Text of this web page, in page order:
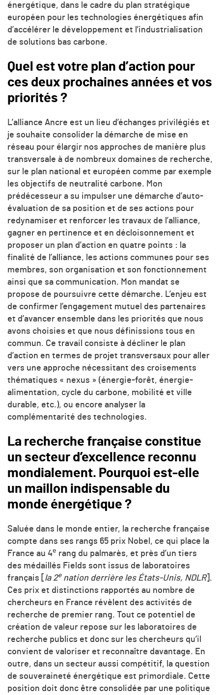
énergétique, dans le cadre du plan stratégique
européen pour les technologies énergétiques afin
d’accélérer le développement et l’industrialisation
de solutions bas carbone.
Quel est votre plan d’action pour
ces deux prochaines années et vos
priorités ?
L’alliance Ancre est un lieu d’échanges privilégiés et
je souhaite consolider la démarche de mise en
réseau pour élargir nos approches de manière plus
transversale à de nombreux domaines de recherche,
sur le plan national et européen comme par exemple
les objectifs de neutralité carbone. Mon
prédécesseur a su impulser une démarche d’auto-
évaluation de sa position et de ses actions pour
redynamiser et renforcer les travaux de l’alliance,
gagner en pertinence et en décloisonnement et
proposer un plan d’action en quatre points : la
finalité de l’alliance, les actions communes pour ses
membres, son organisation et son fonctionnement
ainsi que sa communication. Mon mandat se
propose de poursuivre cette démarche. L’enjeu est
de confirmer l’engagement mutuel des partenaires
et d’avancer ensemble dans les priorités que nous
avons choisies et que nous définissions tous en
commun. Ce travail consiste à décliner le plan
d’action en termes de projet transversaux pour aller
vers une approche nécessitant des croisements
thématiques « nexus » (énergie-forêt, énergie-
alimentation, cycle du carbone, mobilité et ville
durable, etc.), ou encore analyser la
complémentarité des technologies.
La recherche française constitue
un secteur d’excellence reconnu
mondialement. Pourquoi est-elle
un maillon indispensable du
monde énergétique ?
Saluée dans le monde entier, la recherche française
compte dans ses rangs 65 prix Nobel, ce qui place la
France au 4e rang du palmarès, et près d’un tiers
des médaillés Fields sont issus de laboratoires
français [ la 2enation derrière les États-Unis, NDLR].
Ces prix et distinctions rapportés au nombre de
chercheurs en France révèlent des activités de
recherche de premier rang. Tout ce potentiel de
création de valeur repose sur les laboratoires de
recherche publics et donc sur les chercheurs qu’il
convient de valoriser et reconnaître davantage. En
outre, dans un secteur aussi compétitif, la question
de souveraineté énergétique est primordiale. Cette
position doit donc être consolidée par une politique